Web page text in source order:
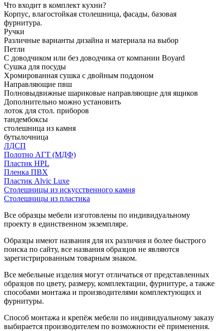
Что входит в комплект кухни?
Корпус, влагостойкая столешница, фасады, базовая
фурнитура.
Ручки
Различные варианты дизайна и материала на выбор
Петли
С доводчиком или без доводчика от компании Boyard
Сушка для посуды
Хромированная сушка с двойным поддоном
Направляющие пвш
Полновыдвижные шариковые направляющие для ящиков
Дополнительно можно установить
лоток для стол. приборов
тандембоксы
столешница из камня
бутылочница
ЛДСП
Полотно АГТ (МДФ)
Пластик HPL
Пленка ПВХ
Пластик Alvic Luxe
Столешницы из искусственного камня
Столешницы из пластика
Все образцы мебели изготовлены по индивидуальному
проекту в единственном экземпляре.
Образцы имеют названия для их различия и более быстрого
поиска по сайту, все названия образцов не являются
зарегистрированным товарным знаком.
Все мебельные изделия могут отличаться от представленных
образцов по цвету, размеру, комплектации, фурнитуре, а также
способами монтажа и производителями комплектующих и
фурнитуры.
Способ монтажа и крепёж мебели по индивидуальному заказу
выбирается производителем по возможности её применения.